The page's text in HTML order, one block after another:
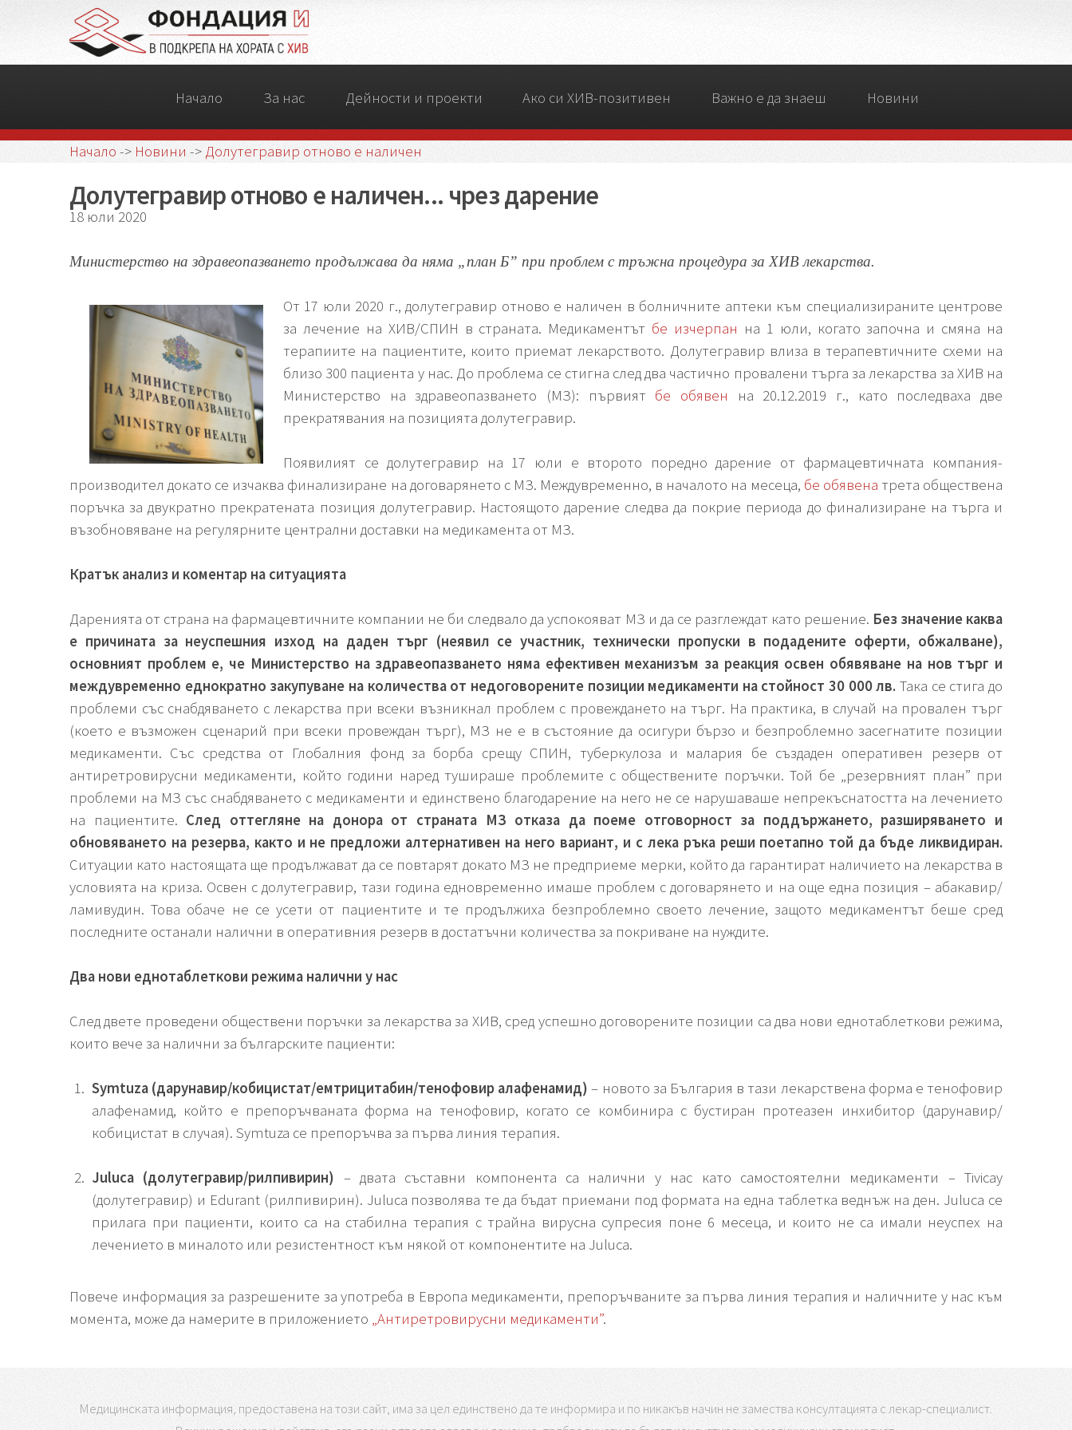
Начало За нас Дейности и проекти Ако си ХИВ-позитивен Важно е да знаеш Новини
Начало -> Новини -> Долутегравир отново е наличен
Долутегравир отново е наличен... чрез дарение
18 юли 2020
Министерство на здравеопазването продължава да няма „план Б” при проблем с тръжна процедура за ХИВ лекарства.
От 17 юли 2020 г., долутегравир отново е наличен в болничните аптеки към специализираните центрове
за лечение на ХИВ/СПИН в страната. Медикаментът бе изчерпан на 1 юли, когато започна и смяна на
терапиите на пациентите, които приемат лекарството. Долутегравир влиза в терапевтичните схеми на
близо 300 пациента у нас. До проблема се стигна след два частично провалени търга за лекарства за ХИВ на
Министерство на здравеопазването (МЗ): първият бе обявен на 20.12.2019 г., като последваха две
прекратявания на позицията долутегравир.
Появилият се долутегравир на 17 юли е второто поредно дарение от фармацевтичната компания-
производител докато се изчаква финализиране на договарянето с МЗ. Междувременно, в началото на месеца, бе обявена трета обществена
поръчка за двукратно прекратената позиция долутегравир. Настоящото дарение следва да покрие периода до финализиране на търга и
възобновяване на регулярните централни доставки на медикамента от МЗ.
Кратък анализ и коментар на ситуацията
Даренията от страна на фармацевтичните компании не би следвало да успокояват МЗ и да се разглеждат като решение. Без значение каква
е причината за неуспешния изход на даден търг (неявил се участник, технически пропуски в подадените оферти, обжалване),
основният проблем е, че Министерство на здравеопазването няма ефективен механизъм за реакция освен обявяване на нов търг и
междувременно еднократно закупуване на количества от недоговорените позиции медикаменти на стойност 30 000 лв. Така се стига до
проблеми със снабдяването с лекарства при всеки възникнал проблем с провеждането на търг. На практика, в случай на провален търг
(което е възможен сценарий при всеки провеждан търг), МЗ не е в състояние да осигури бързо и безпроблемно засегнатите позиции
медикаменти. Със средства от Глобалния фонд за борба срещу СПИН, туберкулоза и малария бе създаден оперативен резерв от
антиретровирусни медикаменти, който години наред тушираше проблемите с обществените поръчки. Той бе „резервният план” при
проблеми на МЗ със снабдяването с медикаменти и единствено благодарение на него не се нарушаваше непрекъснатостта на лечението
на пациентите. След оттегляне на донора от страната МЗ отказа да поеме отговорност за поддържането, разширяването и
обновяването на резерва, както и не предложи алтернативен на него вариант, и с лека ръка реши поетапно той да бъде ликвидиран.
Ситуации като настоящата ще продължават да се повтарят докато МЗ не предприеме мерки, който да гарантират наличието на лекарства в
условията на криза. Освен с долутегравир, тази година едновременно имаше проблем с договарянето и на още една позиция – абакавир/
ламивудин. Това обаче не се усети от пациентите и те продължиха безпроблемно своето лечение, защото медикаментът беше сред
последните останали налични в оперативния резерв в достатъчни количества за покриване на нуждите.
Два нови еднотаблеткови режима налични у нас
След двете проведени обществени поръчки за лекарства за ХИВ, сред успешно договорените позиции са два нови еднотаблеткови режима,
които вече за налични за българските пациенти:
Symtuza (дарунавир/кобицистат/емтрицитабин/тенофовир алафенамид) – новото за България в тази лекарствена форма е тенофовир
алафенамид, който е препоръчваната форма на тенофовир, когато се комбинира с бустиран протеазен инхибитор (дарунавир/
кобицистат в случая). Symtuza се препоръчва за първа линия терапия.
Juluca (долутегравир/рилпивирин) – двата съставни компонента са налични у нас като самостоятелни медикаменти – Tivicay
(долутегравир) и Edurant (рилпивирин). Juluca позволява те да бъдат приемани под формата на една таблетка веднъж на ден. Juluca се
прилага при пациенти, които са на стабилна терапия с трайна вирусна супресия поне 6 месеца, и които не са имали неуспех на
лечението в миналото или резистентност към някой от компонентите на Juluca.
Повече информация за разрешените за употреба в Европа медикаменти, препоръчваните за първа линия терапия и наличните у нас към
момента, може да намерите в приложението „Антиретровирусни медикаменти”.
Медицинската информация, предоставена на този сайт, има за цел единствено да те информира и по никакъв начин не замества консултацията с лекар-специалист.